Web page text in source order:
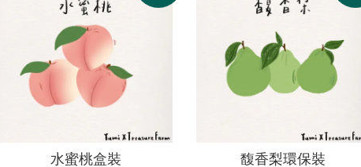
水蜜桃盒裝 馥香梨環保裝